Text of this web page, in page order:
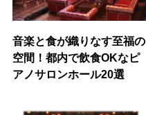
音楽と食が織りなす至福の
空間！都内で飲食OKなピ
アノサロンホール20選